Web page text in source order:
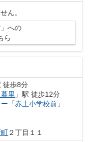
ん。
への
ら
徒歩8分
里 」駅 徒歩12分
「赤土小学校前 」
２丁目１１